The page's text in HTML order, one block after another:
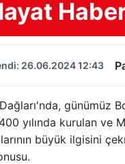
26.06.2024 12:43
yılında kurulan ve
büyük ilgisini